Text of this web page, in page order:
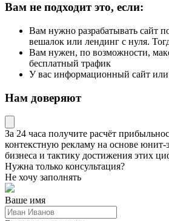
Вам не подходит это, если:
Вам нужно разрабатывать сайт
вешалок или лендинг с нуля.
Вам нужен, по возможности,
бесплатный трафик
У вас информационный сайт или
Нам доверяют
За 24 часа получите расчёт
контекстную рекламу на основе юнит-
бизнеса и тактику достижения этих
Нужна только консультация?
Не хочу заполнять
Ваше имя